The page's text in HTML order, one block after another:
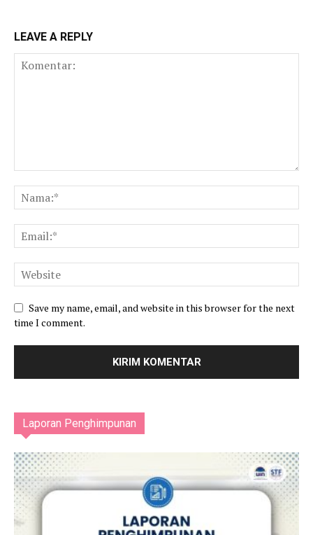
LEAVE A REPLY
Save my name, email, and website in this browser for the next
time I comment.
Laporan Penghimpunan